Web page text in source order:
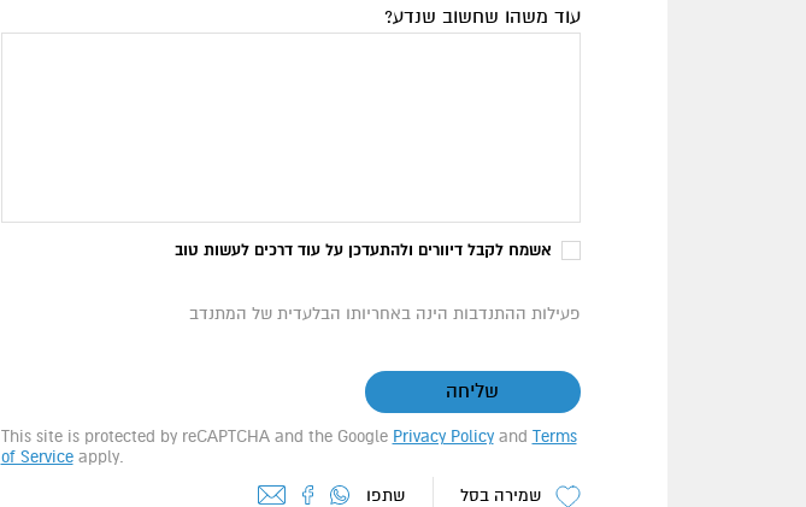
עוד משהו שחשוב שנדע?
אשמח לקבל דיוורים ולהתעדכן על עוד דרכים לעשות טוב
פעילות ההתנדבות הינה באחריותו הבלעדית של המתנדב
שליחה
This site is protected by reCAPTCHA and the Google Privacy Policyand Terms
of Serviceapply.
שמירה בסל
שתפו